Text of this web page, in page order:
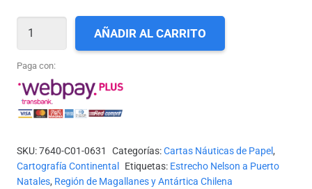
N°
10631
ACCESO
A
CANAL
AÑADIR AL CARRITO
Paga con:
SKU:7640-C01-0631 Categorías:Cartas Náuticas de Papel,
Cartografía Continental
Etiquetas: Estrecho Nelson a Puerto
Natales, Región de Magallanes y Antártica Chilena